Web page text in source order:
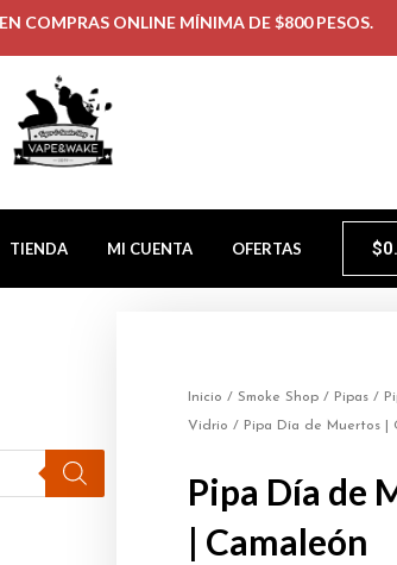
COMPRAS ONLINE MÍNIMA DE $800 PESOS.
TIENDA MI CUENTA OFERTAS $
Inicio / Smoke Shop / Pipas /
Vidrio / Pipa Día de Muertos |
Pipa Día de
| Camaleón